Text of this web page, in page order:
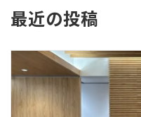
最近の投稿